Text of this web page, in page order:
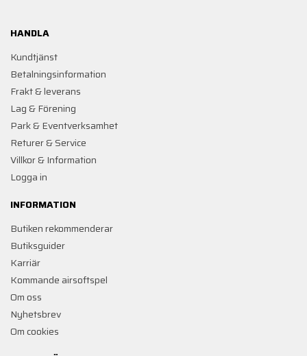
HANDLA
Kundtjänst
Betalningsinformation
Frakt & leverans
Lag & Förening
Park & Eventverksamhet
Returer & Service
Villkor & Information
Logga in
INFORMATION
Butiken rekommenderar
Butiksguider
Karriär
Kommande airsoftspel
Om oss
Nyhetsbrev
Om cookies